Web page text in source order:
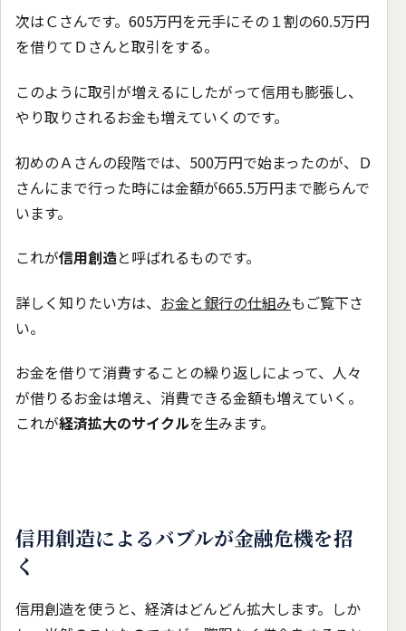
次はＣさんです。605万円を元手にその１割の60.5万円
を借りてＤさんと取引をする。
このように取引が増えるにしたがって信用も膨張し、
やり取りされるお金も増えていくのです。
初めのＡさんの段階では、500万円で始まったのが、Ｄ
さんにまで行った時には金額が665.5万円まで膨らんで
います。
これが信用創造と呼ばれるものです。
詳しく知りたい方は、 お金と銀行の仕組みもご覧下さ
い。
お金を借りて消費することの繰り返しによって、人々
が借りるお金は増え、消費できる金額も増えていく。
これが経済拡大のサイクルを生みます。
信用創造によるバブルが金融危機を招
く
信用創造を使うと、経済はどんどん拡大します。しか